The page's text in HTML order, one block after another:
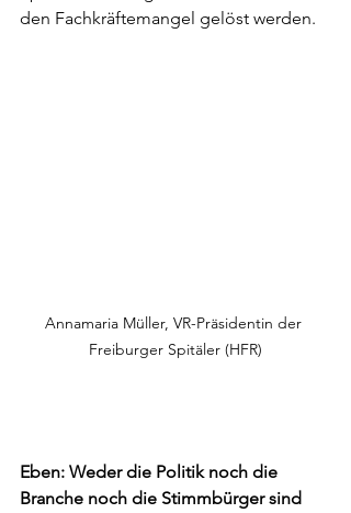
den Fachkräftemangel gelöst werden.
Annamaria Müller, VR-Präsidentin der
Freiburger Spitäler (HFR)
Eben: Weder die Politik noch die
Branche noch die Stimmbürger sind